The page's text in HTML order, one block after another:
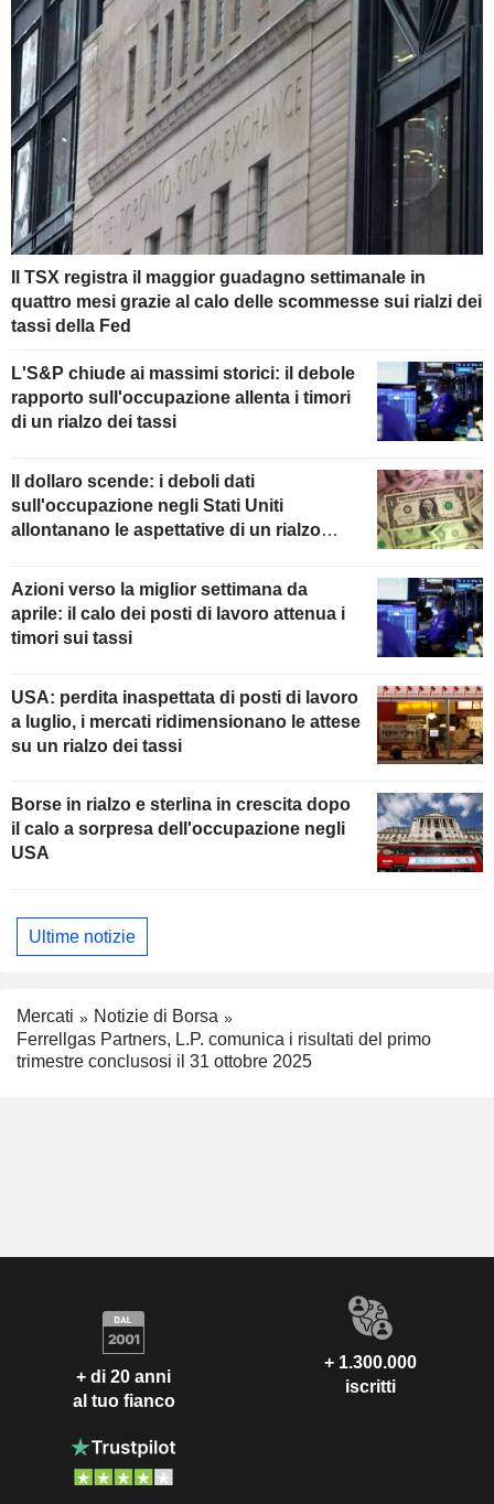
Il TSX registra il maggior guadagno settimanale in
quattro mesi grazie al calo delle scommesse sui rialzi dei
tassi della Fed
L'S&P chiude ai massimi storici: il debole
rapporto sull'occupazione allenta i timori
di un rialzo dei tassi
Il dollaro scende: i deboli dati
sull'occupazione negli Stati Uniti
allontanano le aspettative di un rialzo
Azioni verso la miglior settimana da
aprile: il calo dei posti di lavoro attenua i
timori sui tassi
USA: perdita inaspettata di posti di lavoro
a luglio, i mercati ridimensionano le attese
su un rialzo dei tassi
Borse in rialzo e sterlina in crescita dopo
il calo a sorpresa dell'occupazione negli
USA
Ultime notizie
Mercati
Notizie di Borsa
Ferrellgas Partners, L.P. comunica i risultati del primo
trimestre conclusosi il 31 ottobre 2025
+ di 20 anni
al tuo fianco
+ 1.300.000
iscritti